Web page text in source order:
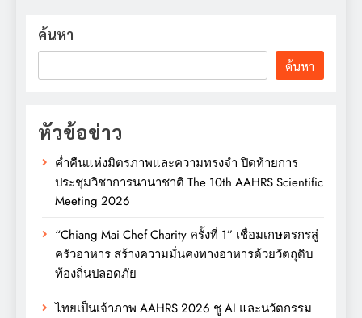
ค้นหา
ค้นหา
หัวข้อข่าว
ค่ำคืนแห่งมิตรภาพและความทรงจำ ปิดท้ายการ
ประชุมวิชาการนานาชาติ The 10th AAHRS Scientific
Meeting 2026
“Chiang Mai Chef Charity ครั้งที่ 1” เชื่อมเกษตรกรสู่
ครัวอาหาร สร้างความมั่นคงทางอาหารด้วยวัตถุดิบ
ท้องถิ่นปลอดภัย
ไทยเป็นเจ้าภาพ AAHRS 2026 ชู AI และนวัตกรรม